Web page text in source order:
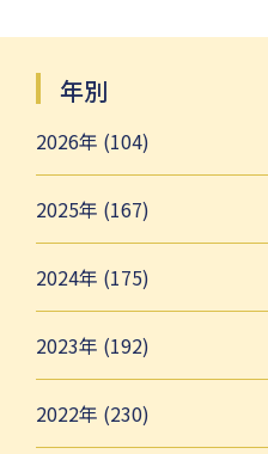
年別
2026年 (104)
2025年 (167)
2024年 (175)
2023年 (192)
2022年 (230)